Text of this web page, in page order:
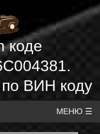
коде
ВИН коду
МЕНЮ ☰